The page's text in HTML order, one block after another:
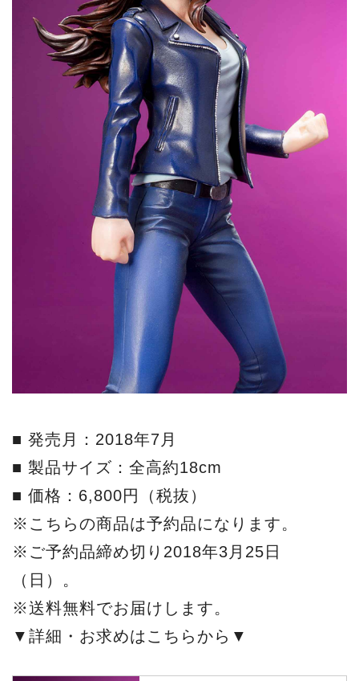
■ 発売月：2018年7月
■ 製品サイズ：全高約18cm
■ 価格：6,800円（税抜）
※こちらの商品は予約品になります。
※ご予約品締め切り2018年3月25日
（日）。
※送料無料でお届けします。
▼詳細・お求めはこちらから▼